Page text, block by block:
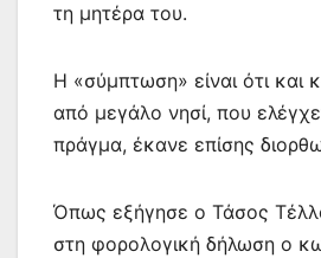
τη μητέρα του.
Η «σύμπτωση» είναι ότι και
από μεγάλο νησί, που
πράγμα, έκανε επίσης
Όπως εξήγησε ο Τάσος
στη φορολογική δήλωση ο